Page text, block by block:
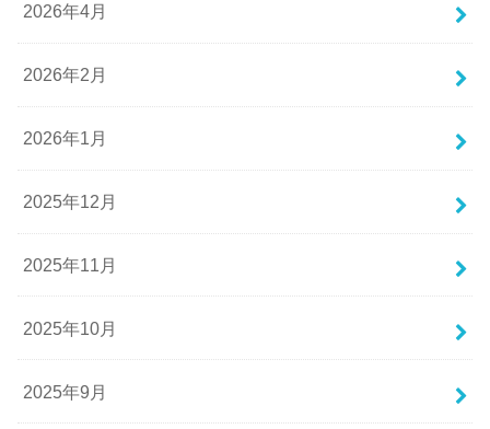
2026年4月
2026年2月
2026年1月
2025年12月
2025年11月
2025年10月
2025年9月